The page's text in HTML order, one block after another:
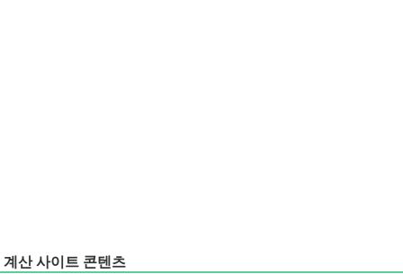
계산 사이트 콘텐츠